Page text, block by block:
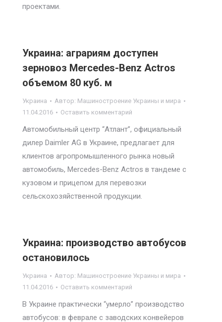
проектами.
Украина: аграриям доступен
зерновоз Mercedes-Benz Actros
объемом 80 куб. м
Украина Автор: Машиностроение Украины и мира
11.04.2016
Оставить комментарий
Автомобильный центр “Атлант”, официальный
дилер Daimler AG в Украине, предлагает для
клиентов агропромышленного рынка новый
автомобиль, Mercedes-Benz Actros в тандеме с
кузовом и прицепом для перевозки
сельскохозяйственной продукции.
Украина: производство автобусов
остановилось
Украина Автор: Машиностроение Украины и мира
11.04.2016
Оставить комментарий
В Украине практически “умерло” производство
автобусов: в феврале с заводских конвейеров